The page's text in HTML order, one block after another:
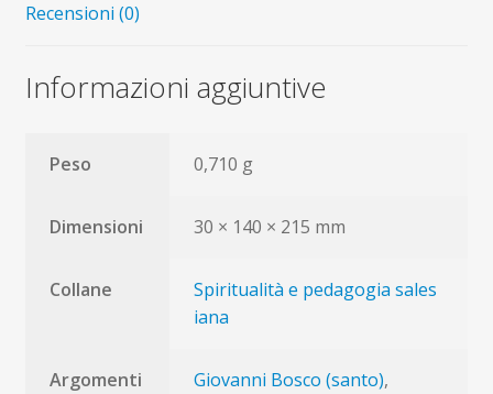
Recensioni (0)
Informazioni aggiuntive
Peso 0,710 g
Dimensioni 30 × 140 × 215 mm
Collane
Spiritualità e pedagogia sales
iana
Argomenti Giovanni Bosco (santo),